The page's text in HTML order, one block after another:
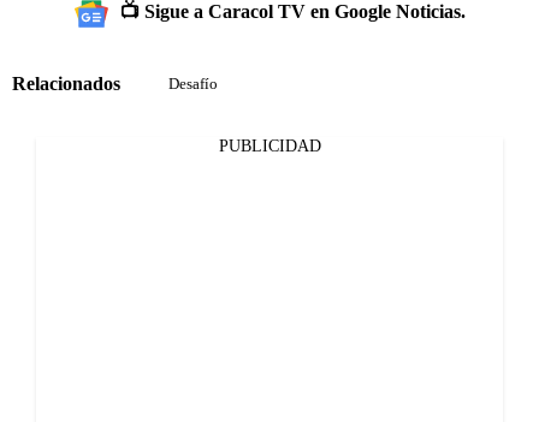
📺 Sigue a Caracol TV en Google Noticias.
Relacionados Desafío
PUBLICIDAD